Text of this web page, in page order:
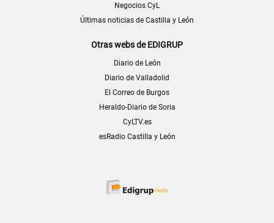
Negocios CyL
Últimas noticias de Castilla y León
Otras webs de EDIGRUP
Diario de León
Diario de Valladolid
El Correo de Burgos
Heraldo-Diario de Soria
CyLTV.es
esRadio Castilla y León